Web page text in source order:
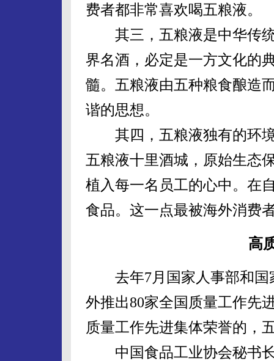
费者都非常喜欢喝五粮液。
其三，五粮液是中华传统
界名酒，必定是一方文化的
髓。五粮液由五种粮食酿造
谐的思想。
其四，五粮液独有的环境
五粮液十里酒城，原始生态
植入每一名员工的心中。在
食品。这一点最被海外消费
高
去年7月国家人事部和国
外推出80家全国质量工作先
质量工作先进集体荣誉的，
中国食品工业协会秘书长